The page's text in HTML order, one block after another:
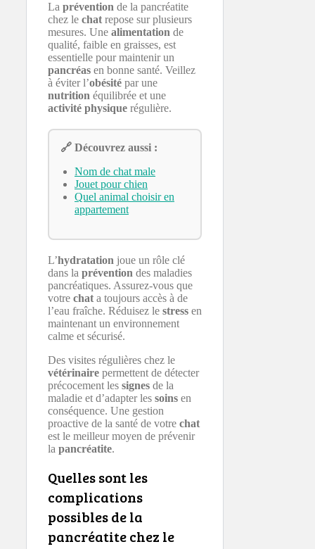
La prévention de la pancréatite
chez le chat repose sur plusieurs
mesures. Une alimentation de
qualité, faible en graisses, est
essentielle pour maintenir un
pancréas en bonne santé. Veillez
à éviter l’obésité par une
nutrition équilibrée et une
activité physique régulière.
🔗 Découvrez aussi :
Nom de chat male
Jouet pour chien
Quel animal choisir en
appartement
L’hydratation joue un rôle clé
dans la prévention des maladies
pancréatiques. Assurez-vous que
votre chat a toujours accès à de
l’eau fraîche. Réduisez le stress en
maintenant un environnement
calme et sécurisé.
Des visites régulières chez le
vétérinaire permettent de détecter
précocement les signes de la
maladie et d’adapter les soins en
conséquence. Une gestion
proactive de la santé de votre chat
est le meilleur moyen de prévenir
la pancréatite.
Quelles sont les
complications
possibles de la
pancréatite chez le